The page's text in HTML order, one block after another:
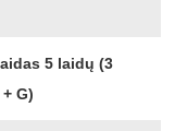
5 laidų (3
G)